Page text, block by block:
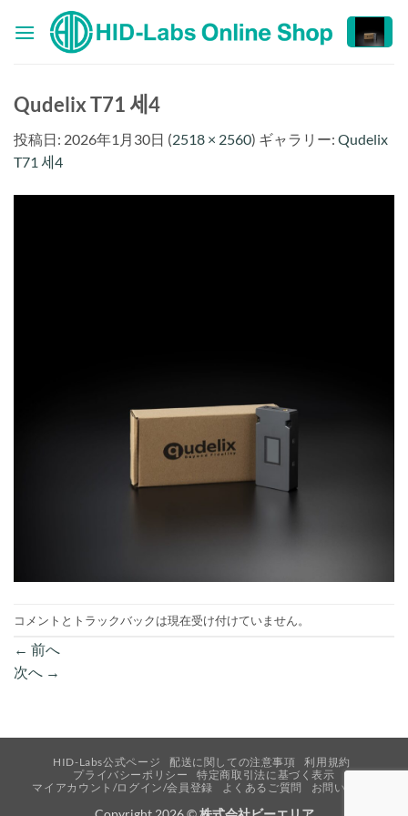
Qudelix T71 세4
投稿日: 2026年1月30日 (2518 × 2560) ギャラリー: Qudelix
T71 세4
コメントとトラックバックは現在受け付けていません。
← 前へ
次へ →
HID-Labs公式ページ 配送に関しての注意事項
利用規約
プライバシーポリシー
特定商取引法に基づく表示
マイアカウント/ログイン/会員登録
よくあるご質問 お問い合わせ